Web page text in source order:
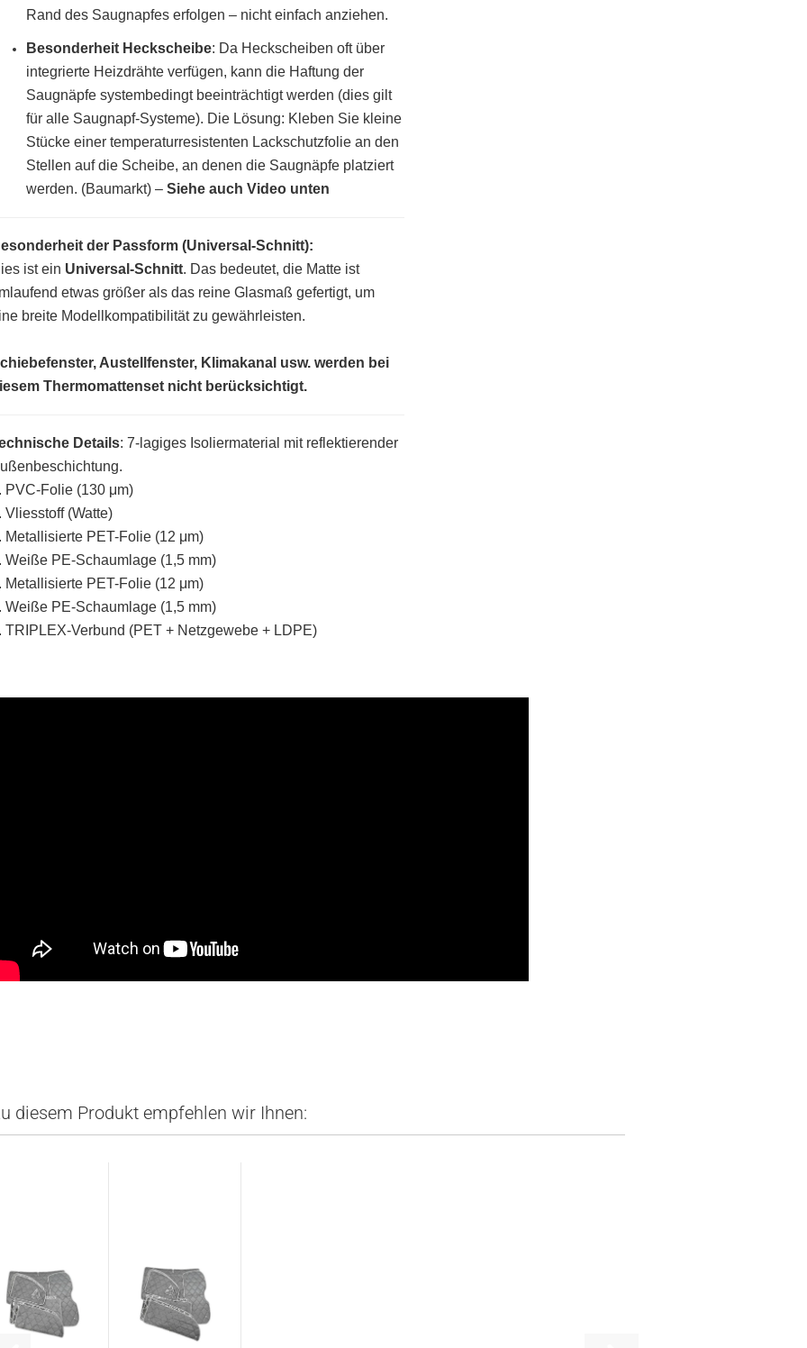
Rand des Saugnapfes erfolgen – nicht einfach anziehen.
Besonderheit Heckscheibe: Da Heckscheiben oft über
integrierte Heizdrähte verfügen, kann die Haftung der
Saugnäpfe systembedingt beeinträchtigt werden (dies gilt
für alle Saugnapf-Systeme). Die Lösung: Kleben Sie kleine
Stücke einer temperaturresistenten Lackschutzfolie an den
Stellen auf die Scheibe, an denen die Saugnäpfe platziert
werden. (Baumarkt) – Siehe auch Video unten
der Passform (Universal-Schnitt):
ist ein Universal-Schnitt. Das bedeutet, die Matte ist
etwas größer als das reine Glasmaß gefertigt, um
breite Modellkompatibilität zu gewährleisten.
Austellfenster, Klimakanal usw. werden bei
Thermomattenset nicht berücksichtigt.
Details: 7-lagiges Isoliermaterial mit reflektierender
PVC-Folie (130 μm)
Vliesstoff (Watte)
Metallisierte PET-Folie (12 μm)
Weiße PE-Schaumlage (1,5 mm)
Metallisierte PET-Folie (12 μm)
Weiße PE-Schaumlage (1,5 mm)
TRIPLEX-Verbund (PET + Netzgewebe + LDPE)
diesem Produkt empfehlen wir Ihnen: